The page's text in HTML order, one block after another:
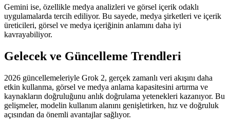
Gemini ise, özellikle medya analizleri ve görsel içerik odaklı
uygulamalarda tercih ediliyor. Bu sayede, medya şirketleri ve içerik
üreticileri, görsel ve medya içeriğinin anlamını daha iyi
kavrayabiliyor.
Gelecek ve Güncelleme Trendleri
2026 güncellemeleriyle Grok 2, gerçek zamanlı veri akışını daha
etkin kullanma, görsel ve medya anlama kapasitesini artırma ve
kaynakların doğruluğunu anlık doğrulama yetenekleri kazanıyor. Bu
gelişmeler, modelin kullanım alanını genişletirken, hız ve doğruluk
açısından da önemli avantajlar sağlıyor.